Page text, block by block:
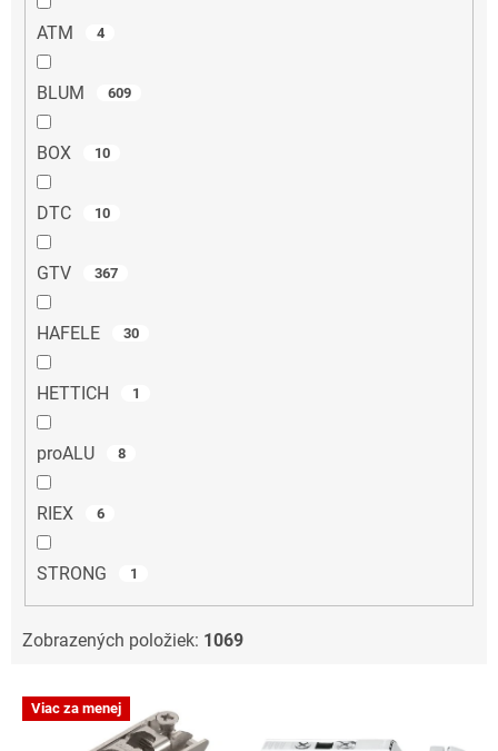
ATM 4
BLUM 609
BOX 10
DTC 10
GTV 367
HAFELE 30
HETTICH 1
proALU 8
RIEX 6
STRONG 1
Zobrazených položiek: 1069
V
ý Viac za menej